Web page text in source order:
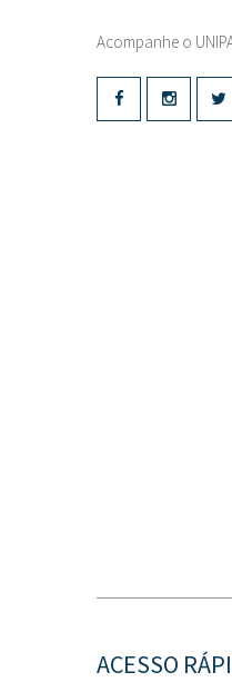
Acompanhe o
ACESSO